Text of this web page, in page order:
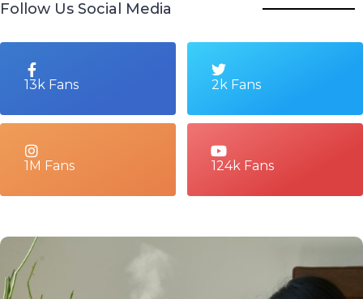
Follow Us Social Media
13k Fans 2k Fans
1M Fans 124k Fans